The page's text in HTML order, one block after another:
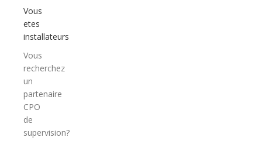
Vous
etes
installateurs
Vous
recherchez
un
partenaire
CPO
de
supervision?